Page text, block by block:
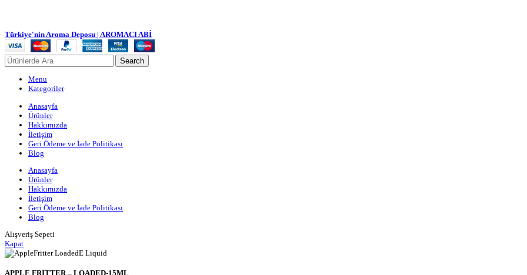
Türkiye'nin Aroma Deposu | AROMACI ABİ
Search
Menu
Kategoriler
Anasayfa
Ürünler
Hakkımızda
İletişim
Geri Ödeme ve İade Politikası
Blog
Anasayfa
Ürünler
Hakkımızda
İletişim
Geri Ödeme ve İade Politikası
Blog
Alışveriş Sepeti
Kapat
APPLE FRITTER – LOADED-15ML